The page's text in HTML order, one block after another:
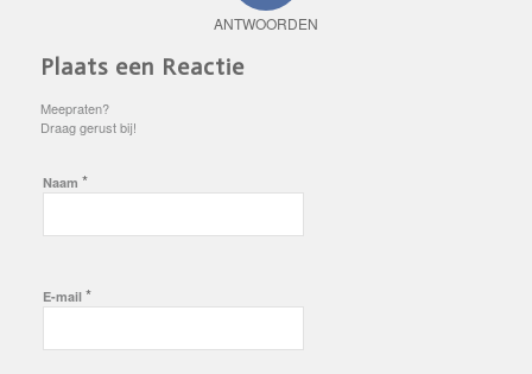
ANTWOORDEN
Plaats een Reactie
Meepraten?
Draag gerust bij!
Naam *
E-mail *